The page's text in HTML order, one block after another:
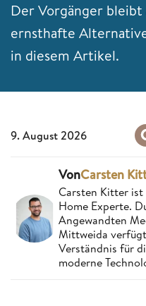
Der Vorgänger
ernsthafte
in diesem Artikel.
9. August 2026
VonCarsten
Carsten Kitter ist
Home Experte.
Angewandten
Mittweida
Verständnis für
moderne